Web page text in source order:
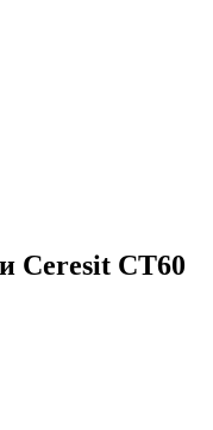
Ceresit CT60